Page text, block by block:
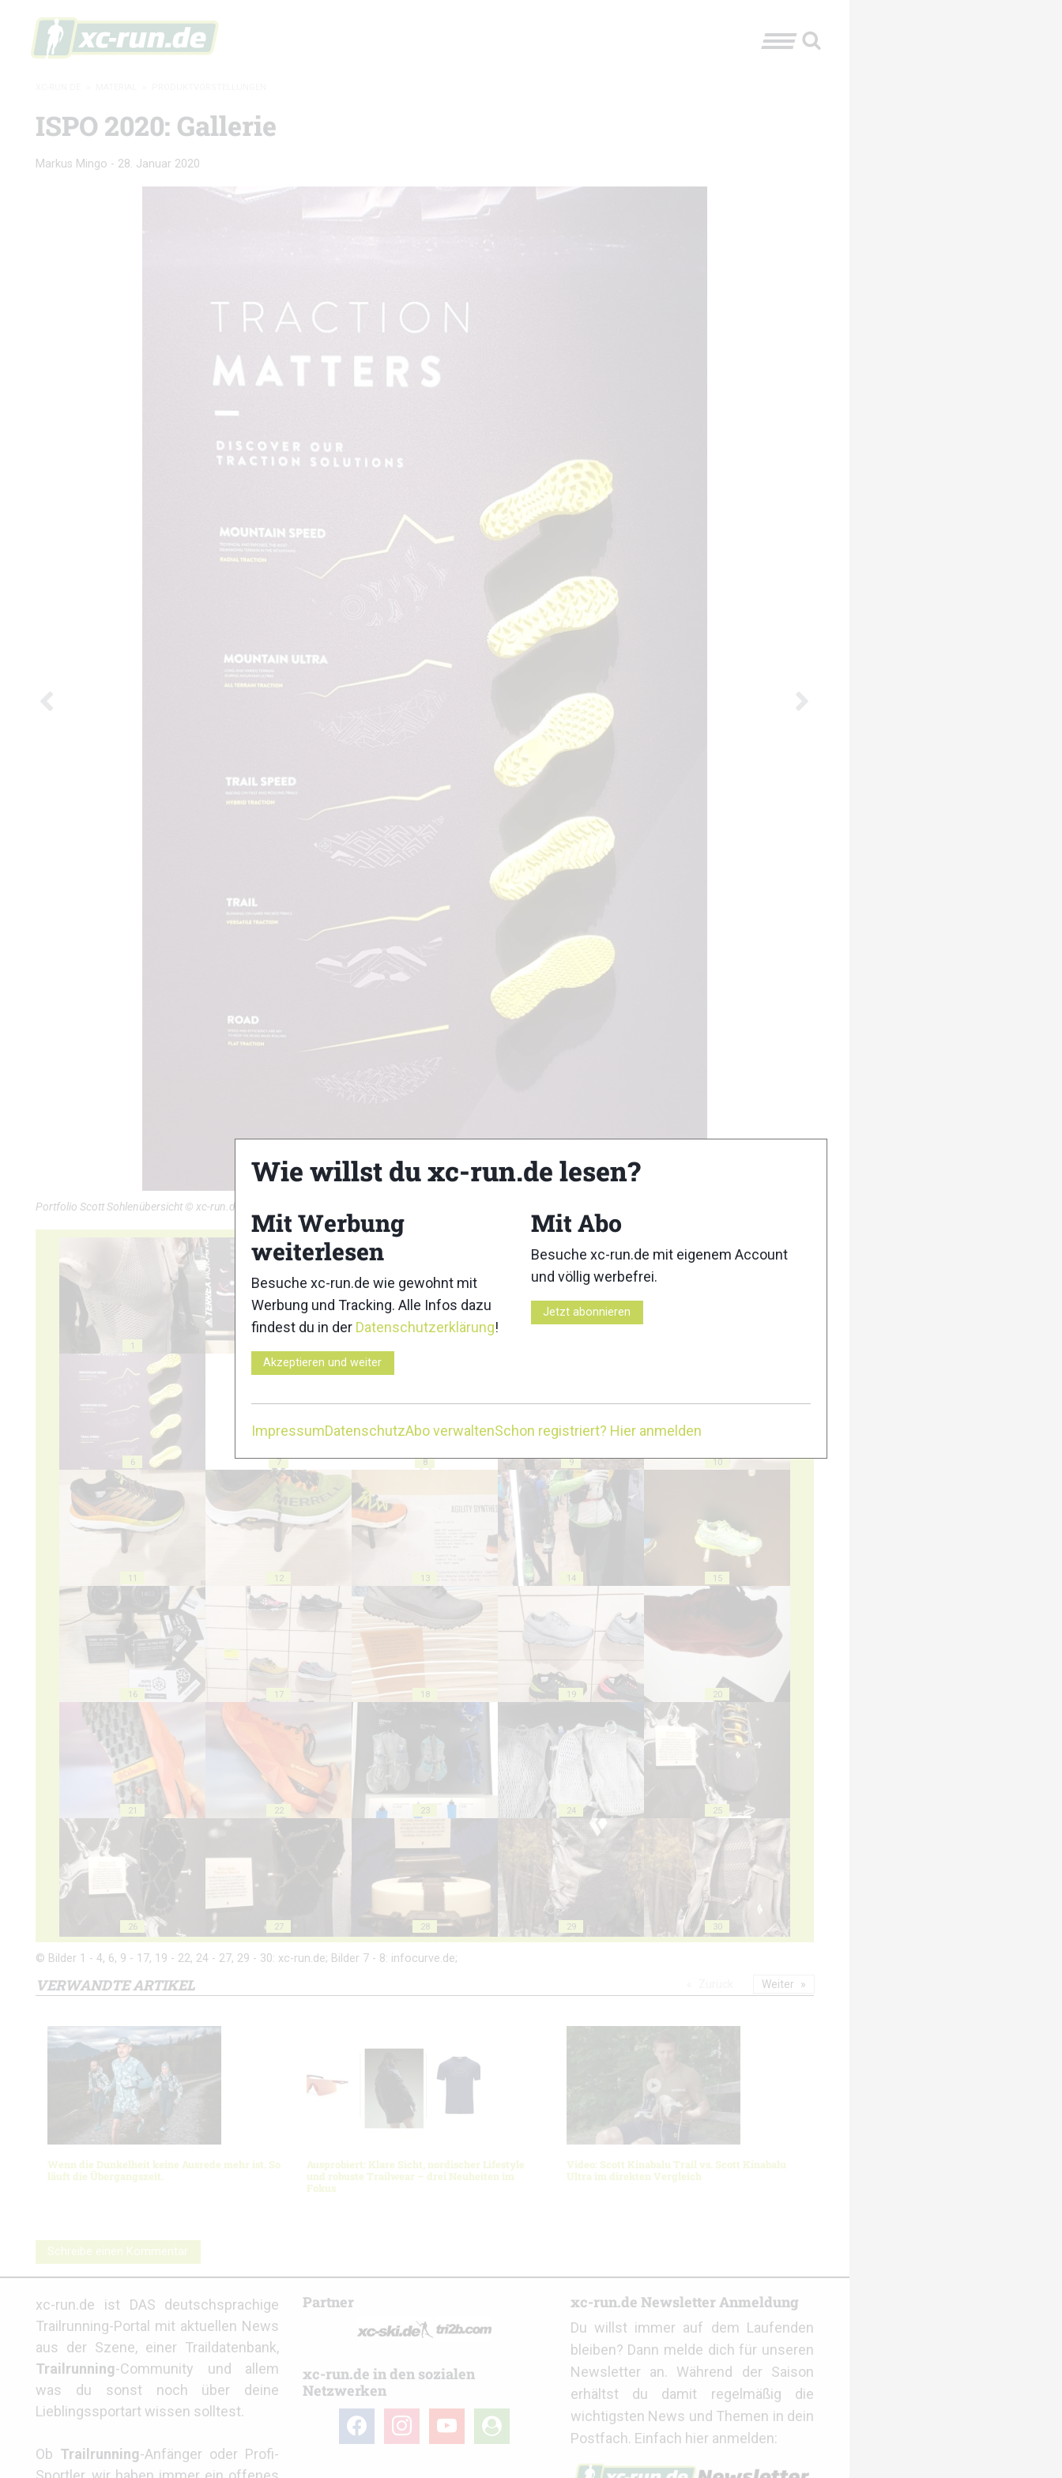
ISPO 2020: Gallerie
Markus Mingo - 28. Januar 2020
Portfolio Scott Sohlenübersicht © xc-run.de
1
6 7 8 9 10
11 12 13 14 15
16 17 18 19 20
21 22 23 24 25
26 27 28 29 30
© Bilder 1 - 4, 6, 9 - 17, 19 - 22, 24 - 27, 29 - 30: xc-run.de; Bilder 7 - 8: infocurve.de;
VERWANDTE ARTIKEL
Wenn die Dunkelheit keine Ausrede mehr ist. So
läuft die Übergangszeit.
Ausprobiert: Klare Sicht, nordischer Lifestyle
und robuste Trailwear – drei Neuheiten im
Fokus
Video: Scott Kinabalu Trail vs. Scott Kinabalu
Ultra im direkten Vergleich
Weiter
Schreibe einen Kommentar
xc-run.de ist DAS deutschsprachige
Trailrunning-Portal mit aktuellen News
aus der Szene, einer Traildatenbank,
Trailrunning-Community und allem
was du sonst noch über deine
Lieblingssportart wissen solltest.
Ob Trailrunning-Anfänger oder Profi-
Partner
xc-run.de in den sozialen
Netzwerken
facebookinstagramyoutube
user-
circle
xc-run.de Newsletter Anmeldung
Du willst immer auf dem Laufenden
bleiben? Dann melde dich für unseren
Newsletter an. Während der Saison
erhältst du damit regelmäßig die
wichtigsten News und Themen in dein
Postfach. Einfach hier anmelden:
Wie willst du xc-run.de lesen?
Mit Werbung
weiterlesen
Besuche xc-run.de wie gewohnt mit
Werbung und Tracking. Alle Infos dazu
findest du in der Datenschutzerklärung!
Akzeptieren und weiter
Mit Abo
Besuche xc-run.de mit eigenem Account
und völlig werbefrei.
Jetzt abonnieren
ImpressumDatenschutzAbo verwaltenSchon registriert? Hier anmelden